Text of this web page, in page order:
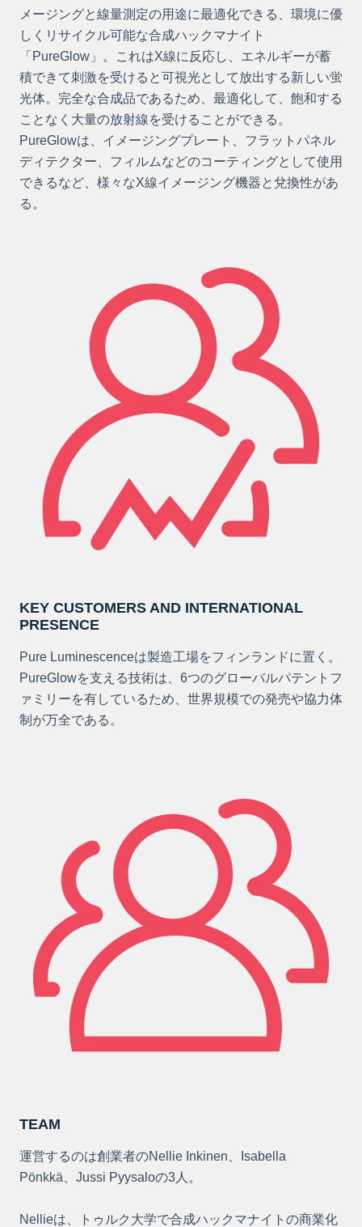
メージングと線量測定の用途に最適化できる、環境に優
しくリサイクル可能な合成ハックマナイト
「PureGlow」。これはX線に反応し、エネルギーが蓄
積できて刺激を受けると可視光として放出する新しい蛍
光体。完全な合成品であるため、最適化して、飽和する
ことなく大量の放射線を受けることができる。
PureGlowは、イメージングプレート、フラットパネル
ディテクター、フィルムなどのコーティングとして使用
できるなど、様々なX線イメージング機器と兌換性があ
る。
KEY CUSTOMERS AND INTERNATIONAL
PRESENCE
Pure Luminescenceは製造工場をフィンランドに置く。
PureGlowを支える技術は、6つのグローバルパテントフ
ァミリーを有しているため、世界規模での発売や協力体
制が万全である。
TEAM
運営するのは創業者のNellie Inkinen、Isabella
Pönkkä、Jussi Pyysaloの3人。
Nellieは、トゥルク大学で合成ハックマナイトの商業化